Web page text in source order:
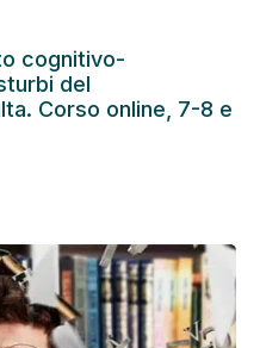
cognitivo-
del
Corso online, 7-8 e